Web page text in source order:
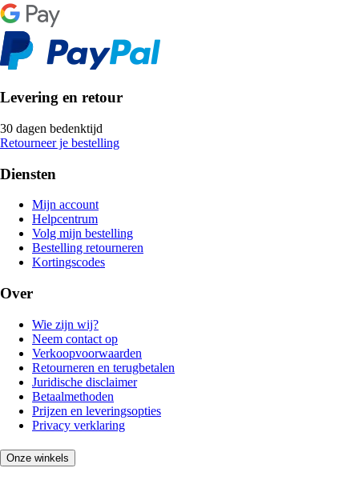
Levering en retour
30 dagen bedenktijd
Retourneer je bestelling
Diensten
Mijn account
Helpcentrum
Volg mijn bestelling
Bestelling retourneren
Kortingscodes
Over
Wie zijn wij?
Neem contact op
Verkoopvoorwaarden
Retourneren en terugbetalen
Juridische disclaimer
Betaalmethoden
Prijzen en leveringsopties
Privacy verklaring
Onze winkels